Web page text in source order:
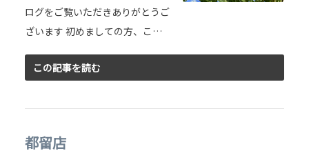
ログをご覧いただきありがとうご
ざいます 初めましての方、こ…
この記事を読む
都留店